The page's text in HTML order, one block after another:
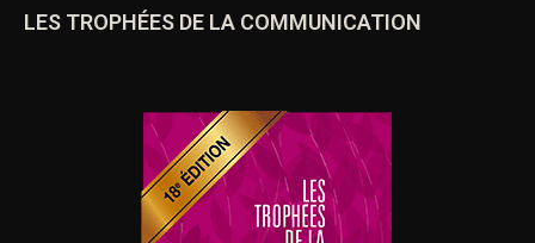
LES TROPHÉES DE LA COMMUNICATION